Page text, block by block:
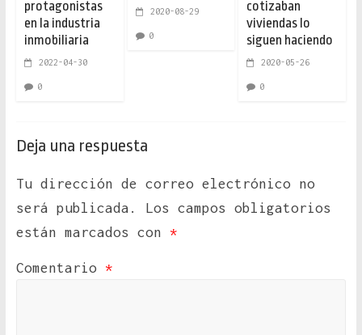
protagonistas
en la industria
inmobiliaria
2022-04-30
0
2020-08-29
0
cotizaban
viviendas lo
siguen haciendo
2020-05-26
0
Deja una respuesta
Tu dirección de correo electrónico no
será publicada.
Los campos obligatorios
están marcados con *
Comentario *